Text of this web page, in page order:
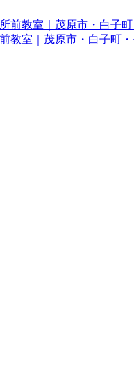
室｜茂原市・白子町